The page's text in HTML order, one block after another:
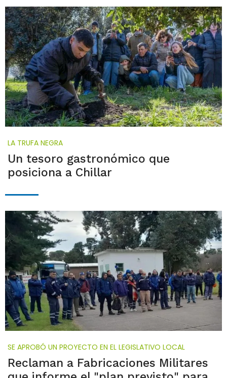
LA TRUFA NEGRA
Un tesoro gastronómico que
posiciona a Chillar
SE APROBÓ UN PROYECTO EN EL LEGISLATIVO LOCAL
Reclaman a Fabricaciones Militares